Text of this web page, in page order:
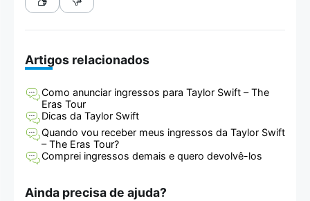
Artigos relacionados
Como anunciar ingressos para Taylor Swift – The
Eras Tour
Dicas da Taylor Swift
Quando vou receber meus ingressos da Taylor Swift
– The Eras Tour?
Comprei ingressos demais e quero devolvê-los
Ainda precisa de ajuda?